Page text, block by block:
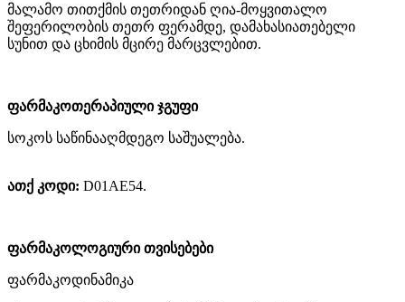
მალამო თითქმის თეთრიდან ღია-მოყვითალო
შეფერილობის თეთრ ფერამდე, დამახასიათებელი
სუნით და ცხიმის მცირე მარცვლებით.
ფარმაკოთერაპიული ჯგუფი
სოკოს საწინააღმდეგო საშუალება.
ათქ კოდი: D01AE54.
ფარმაკოლოგიური თვისებები
ფარმაკოდინამიკა